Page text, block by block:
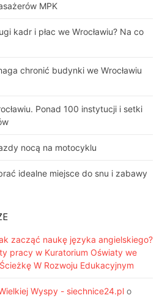
MPK
kadr i płac we Wrocławiu? Na co
chronić budynki we Wrocławiu
Ponad 100 instytucji i setki
nocą na motocyklu
idealne miejsce do snu i zabawy
zacząć naukę języka angielskiego?
pracy w Kuratorium Oświaty we
W Rozwoju Edukacyjnym
Wyspy - siechnice24.pl o